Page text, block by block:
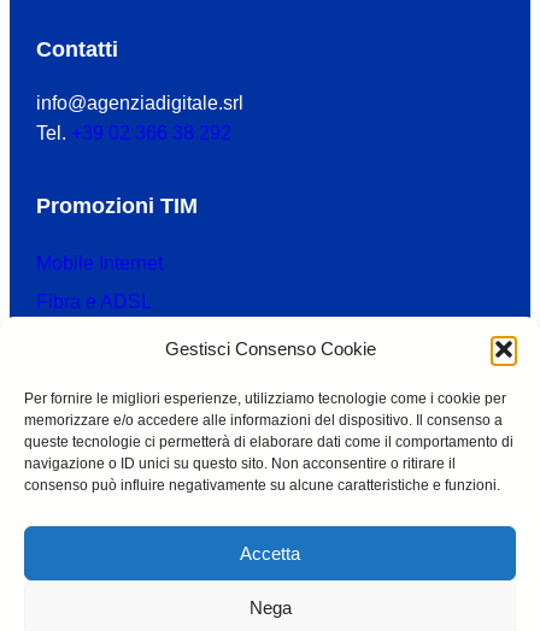
Gestisci Consenso Cookie
Per fornire le migliori esperienze, utilizziamo tecnologie come i cookie per
memorizzare e/o accedere alle informazioni del dispositivo. Il consenso a
queste tecnologie ci permetterà di elaborare dati come il comportamento di
navigazione o ID unici su questo sito. Non acconsentire o ritirare il
consenso può influire negativamente su alcune caratteristiche e funzioni.
Accetta
Nega
Contatti
info@agenziadigitale.srl
Tel. +39 02 366 38 292
Promozioni TIM
Mobile Internet
Fibra e ADSL
Informazioni
Chi Siamo